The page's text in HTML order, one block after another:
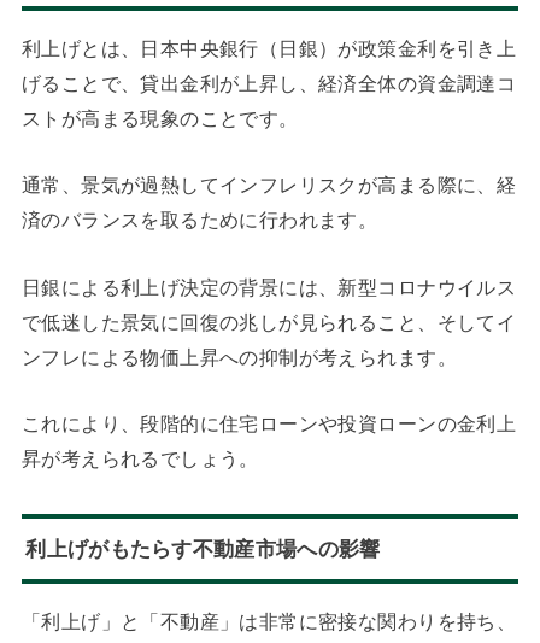
利上げとは、日本中央銀行（日銀）が政策金利を引き上
げることで、貸出金利が上昇し、経済全体の資金調達コ
ストが高まる現象のことです。
通常、景気が過熱してインフレリスクが高まる際に、経
済のバランスを取るために行われます。
日銀による利上げ決定の背景には、新型コロナウイルス
で低迷した景気に回復の兆しが見られること、そしてイ
ンフレによる物価上昇への抑制が考えられます。
これにより、段階的に住宅ローンや投資ローンの金利上
昇が考えられるでしょう。
利上げがもたらす不動産市場への影響
「利上げ」と「不動産」は非常に密接な関わりを持ち、